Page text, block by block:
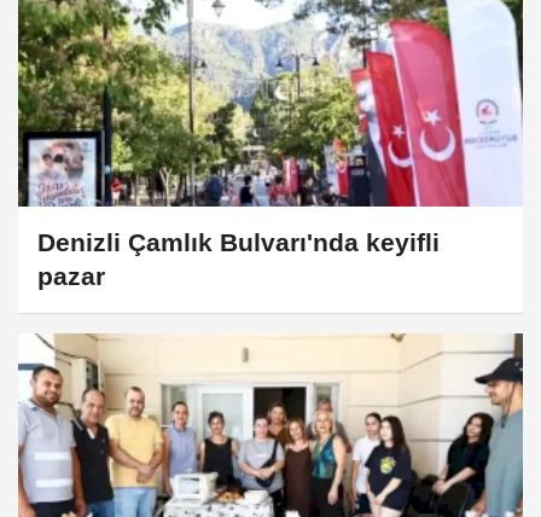
Denizli Çamlık Bulvarı'nda keyifli
pazar